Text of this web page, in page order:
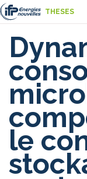
Aller
au
contenu
principal
THESES
le